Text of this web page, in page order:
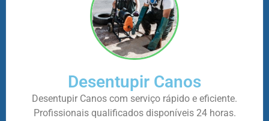
Desentupir Canos
Desentupir Canos com serviço rápido e eficiente.
Profissionais qualificados disponíveis 24 horas.